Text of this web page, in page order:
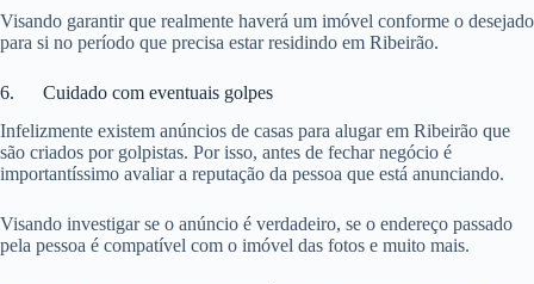
Visando garantir que realmente haverá um imóvel conforme o desejado
para si no período que precisa estar residindo em Ribeirão.
6. Cuidado com eventuais golpes
Infelizmente existem anúncios de casas para alugar em Ribeirão que
são criados por golpistas. Por isso, antes de fechar negócio é
importantíssimo avaliar a reputação da pessoa que está anunciando.
Visando investigar se o anúncio é verdadeiro, se o endereço passado
pela pessoa é compatível com o imóvel das fotos e muito mais.